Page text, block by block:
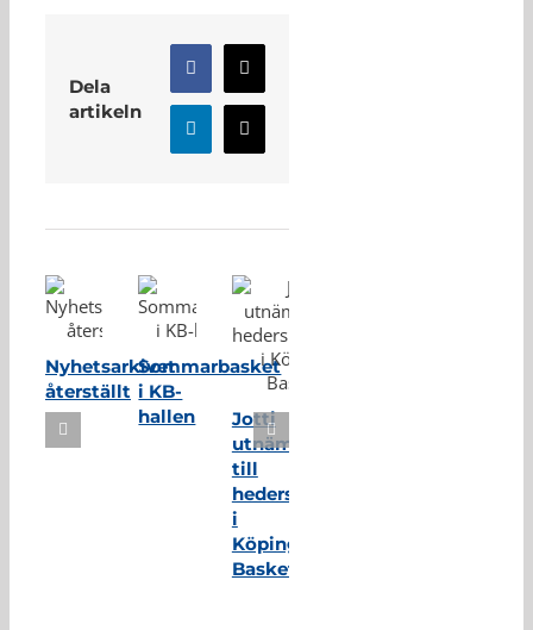
Dela
artikeln
Facebook
X
LinkedInE-
post
Nyhetsarkivet
återställt
Sommarbasket
i KB-
hallen
Jotti
utnämnd
till
hedersmedlem
i
Köping
Basket